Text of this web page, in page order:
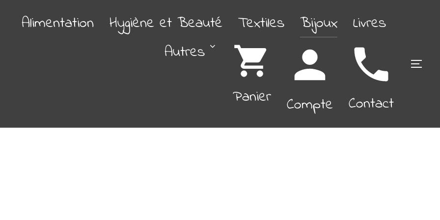
Alimentation Hygiène et Beauté Textiles Bijoux
Livres
Autres
Panier Compte Contact